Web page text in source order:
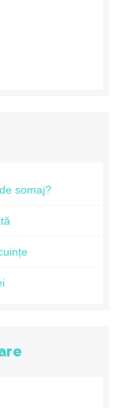
somaj?